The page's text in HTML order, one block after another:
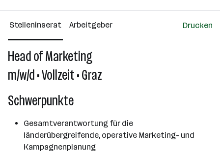
101 - 500 Mitarbeiter*innen
Stelleninserat Arbeitgeber Drucken
Head of Marketing
m/w/d • Vollzeit • Graz
Schwerpunkte
Gesamtverantwortung für die
länderübergreifende, operative Marketing- und
Kampagnenplanung